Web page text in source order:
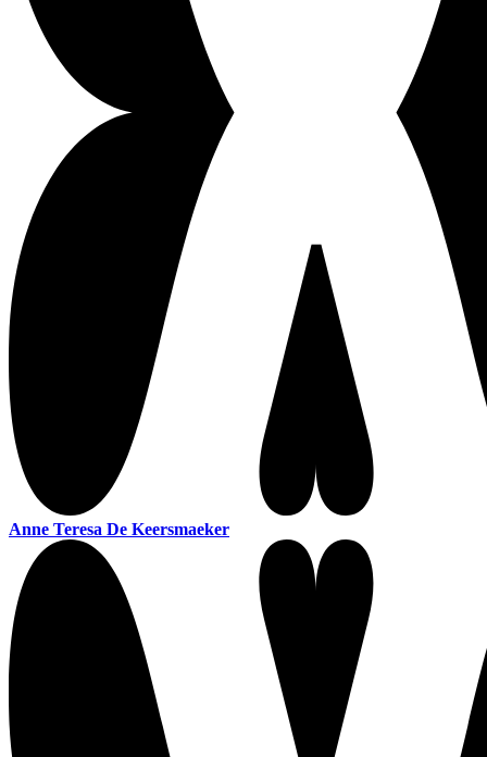
Anne Teresa De Keersmaeker